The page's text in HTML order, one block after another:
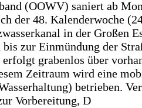
(OOWV) saniert ab
der 48. Kalenderwoche
in der Großen
zur Einmündung der
grabenlos über
Zeitraum wird eine
betrieben.
Vorbereitung, D